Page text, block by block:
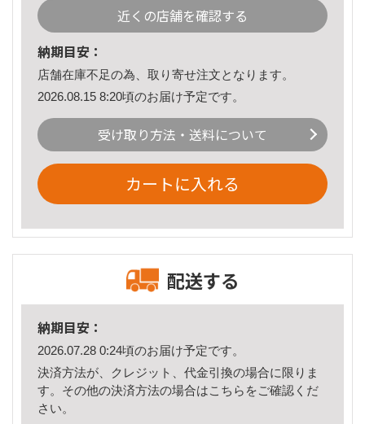
近くの店舗を確認する
納期目安：
店舗在庫不足の為、取り寄せ注文となります。
2026.08.15 8:20頃のお届け予定です。
受け取り方法・送料について
カートに入れる
配送する
納期目安：
2026.07.28 0:24頃のお届け予定です。
決済方法が、クレジット、代金引換の場合に限りま
す。その他の決済方法の場合はこちら をご確認くだ
さい。